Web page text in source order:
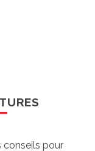
conseils pour